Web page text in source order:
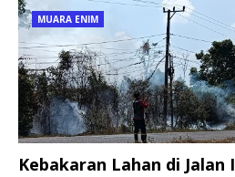
MUARA ENIM
Kebakaran Lahan di Jalan